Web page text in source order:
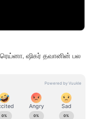
ரெய்னா, ஷிகர் தவானின் பல